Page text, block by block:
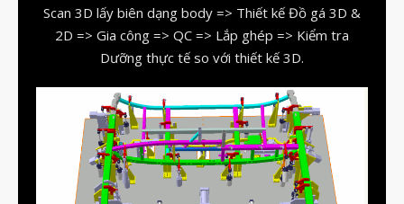
vật liệu in 3D tiếp xúc dầu
vật liệu in 3D kháng dung môi
đánh đổi độ bền và chịu nhiệt
đọc datasheet vật liệu in 3D
phun hạt mài chi tiết in 3D
Scan 3D lấy biên dạng body => Thiết kế Đồ gá 3D &
2D => Gia công => QC => Lắp ghép => Kiểm tra
Dưỡng thực tế so với thiết kế 3D.